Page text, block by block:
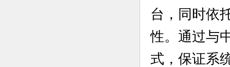
台， 同时依
性。通过与
式，保证系